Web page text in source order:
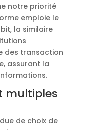
notre priorité
emploie le
la similaire
des transaction
assurant la
multiples
de choix de